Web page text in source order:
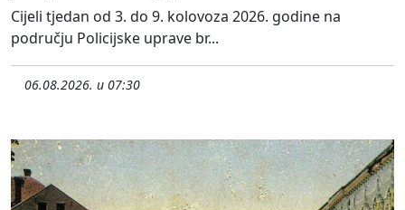
Cijeli tjedan od 3. do 9. kolovoza 2026. godine na
području Policijske uprave br...
06.08.2026. u 07:30